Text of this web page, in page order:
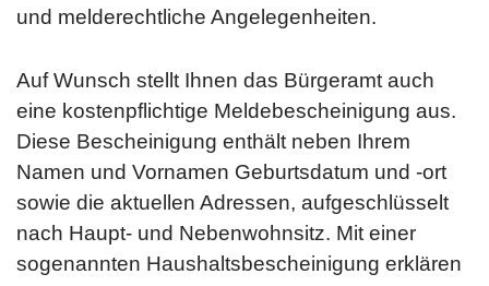
und melderechtliche Angelegenheiten.
Auf Wunsch stellt Ihnen das Bürgeramt auch
eine kostenpflichtige Meldebescheinigung aus.
Diese Bescheinigung enthält neben Ihrem
Namen und Vornamen Geburtsdatum und -ort
sowie die aktuellen Adressen, aufgeschlüsselt
nach Haupt- und Nebenwohnsitz. Mit einer
sogenannten Haushaltsbescheinigung erklären